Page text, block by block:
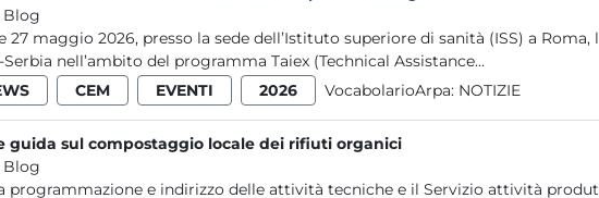
Blog
27 maggio 2026, presso la sede dell’Istituto superiore di sanità (ISS) a
nell’ambito del programma Taiex (Technical Assistance...
CEM EVENTI 2026 VocabolarioArpa: NOTIZIE
guida sul compostaggio locale dei rifiuti organici
Blog
programmazione e indirizzo delle attività tecniche e il Servizio attività